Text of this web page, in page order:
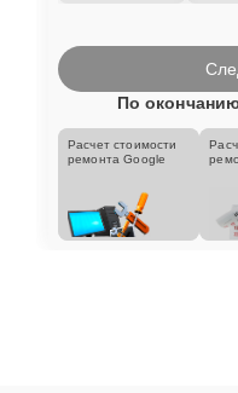
По
Расчет стоимости
ремонта Google